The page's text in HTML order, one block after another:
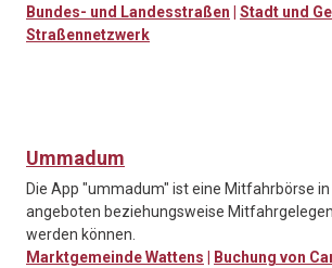
Bundes- und Landesstraßen
Stadt und
Straßennetzwerk
Ummadum
Die App "ummadum" ist eine Mitfahrbörse
angeboten beziehungsweise
werden können.
Marktgemeinde Wattens
Buchung von